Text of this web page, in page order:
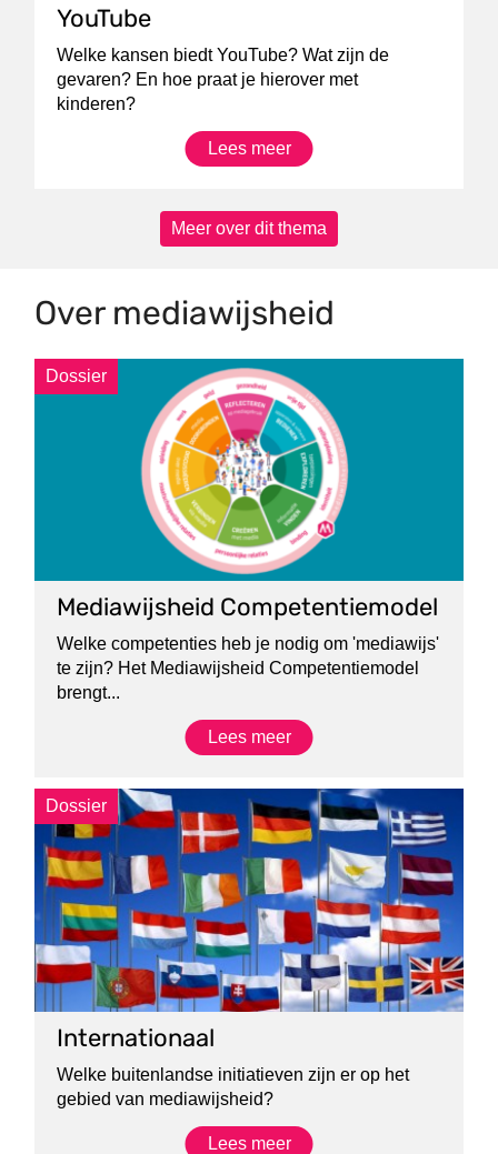
YouTube
Welke kansen biedt YouTube? Wat zijn de
gevaren? En hoe praat je hierover met
kinderen?
Lees meer
Meer over dit thema
Over mediawijsheid
Dossier
Mediawijsheid Competentiemodel
Welke competenties heb je nodig om 'mediawijs'
te zijn? Het Mediawijsheid Competentiemodel
brengt...
Lees meer
Dossier
Internationaal
Welke buitenlandse initiatieven zijn er op het
gebied van mediawijsheid?
Lees meer